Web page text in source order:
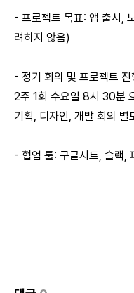
- 프로젝트 목표: 앱 출시,
려하지 않음)
- 정기 회의 및 프로젝트 진
2주 1회 수요일 8시 30분
기획, 디자인, 개발 회의 별
- 협업 툴: 구글시트, 슬랙,